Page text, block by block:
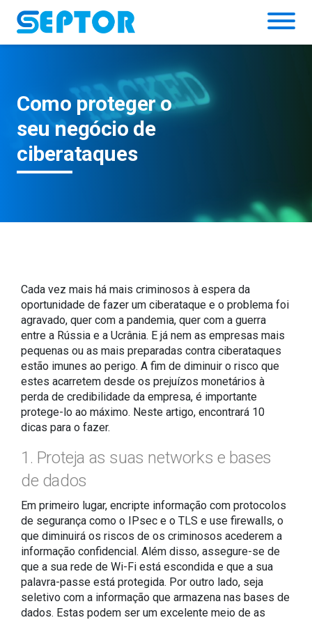
Simulador
Como proteger o
seu negócio de
ciberataques
Cada vez mais há mais criminosos à espera da
oportunidade de fazer um ciberataque e o problema foi
agravado, quer com a pandemia, quer com a guerra
entre a Rússia e a Ucrânia. E já nem as empresas mais
pequenas ou as mais preparadas contra ciberataques
estão imunes ao perigo. A fim de diminuir o risco que
estes acarretem desde os prejuízos monetários à
perda de credibilidade da empresa, é importante
protege-lo ao máximo. Neste artigo, encontrará 10
dicas para o fazer.
1. Proteja as suas networks e bases
de dados
Em primeiro lugar, encripte informação com protocolos
de segurança como o IPsec e o TLS e use firewalls, o
que diminuirá os riscos de os criminosos acederem a
informação confidencial. Além disso, assegure-se de
que a sua rede de Wi-Fi está escondida e que a sua
palavra-passe está protegida. Por outro lado, seja
seletivo com a informação que armazena nas bases de
dados. Estas podem ser um excelente meio de as